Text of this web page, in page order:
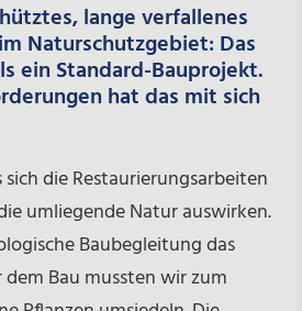
lange verfallenes
Naturschutzgebiet: Das
ein Standard-Bauprojekt.
hat das mit sich
die Restaurierungsarbeiten
umliegende Natur auswirken.
Baubegleitung das
Bau mussten wir zum